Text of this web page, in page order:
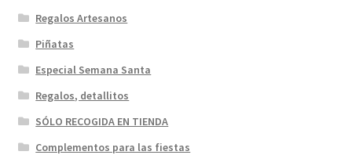
Regalos Artesanos
Piñatas
Especial Semana Santa
Regalos, detallitos
SÓLO RECOGIDA EN TIENDA
Complementos para las fiestas